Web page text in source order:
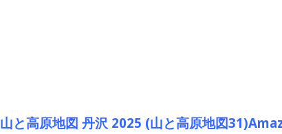
山と高原地図 丹沢 2025 (山と高原地図